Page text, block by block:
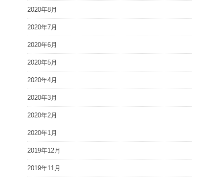
2020年8月
2020年7月
2020年6月
2020年5月
2020年4月
2020年3月
2020年2月
2020年1月
2019年12月
2019年11月